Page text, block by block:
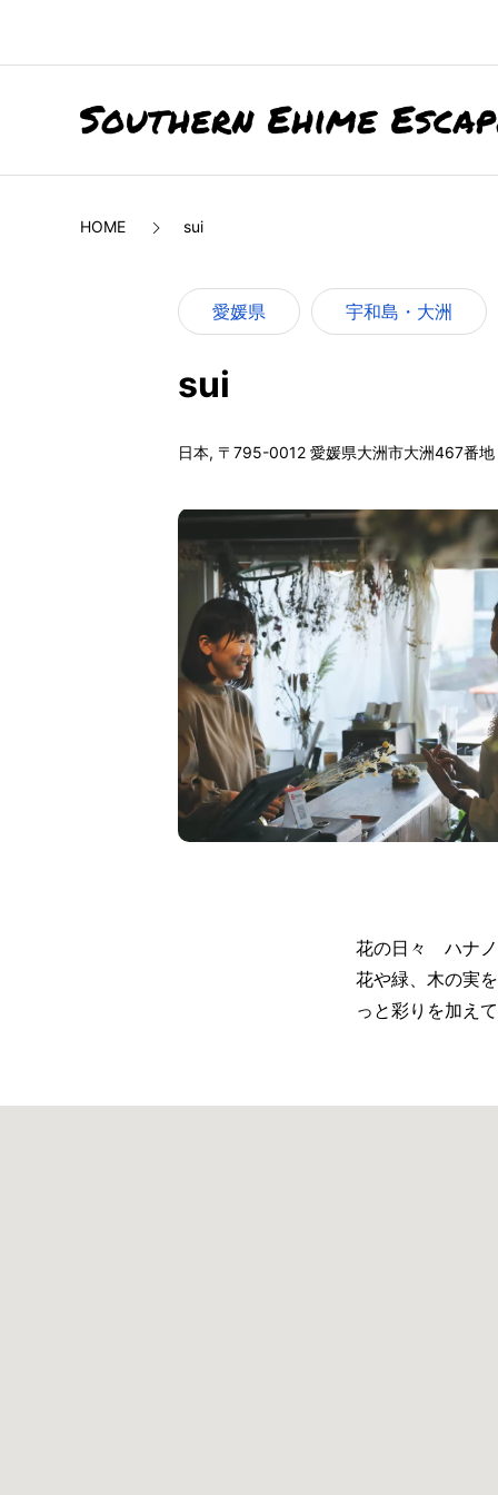
HOME sui
愛媛県 宇和島・大洲
sui
日本, 〒795-0012 愛媛県大洲市大洲467番地
花の日々 ハナノ
花や緑、木の実
っと彩りを加え